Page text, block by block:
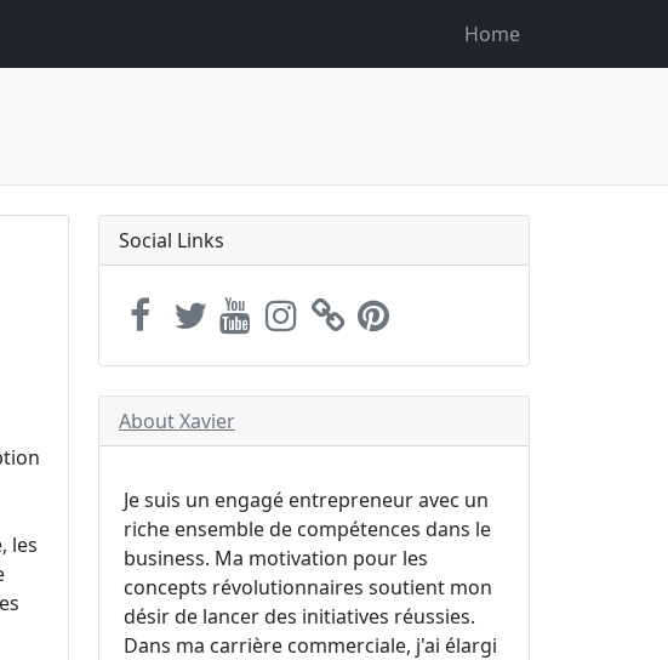
Home
les
Social Links
About Xavier
Je suis un engagé entrepreneur avec un
riche ensemble de compétences dans le
business. Ma motivation pour les
concepts révolutionnaires soutient mon
désir de lancer des initiatives réussies.
Dans ma carrière commerciale, j'ai élargi